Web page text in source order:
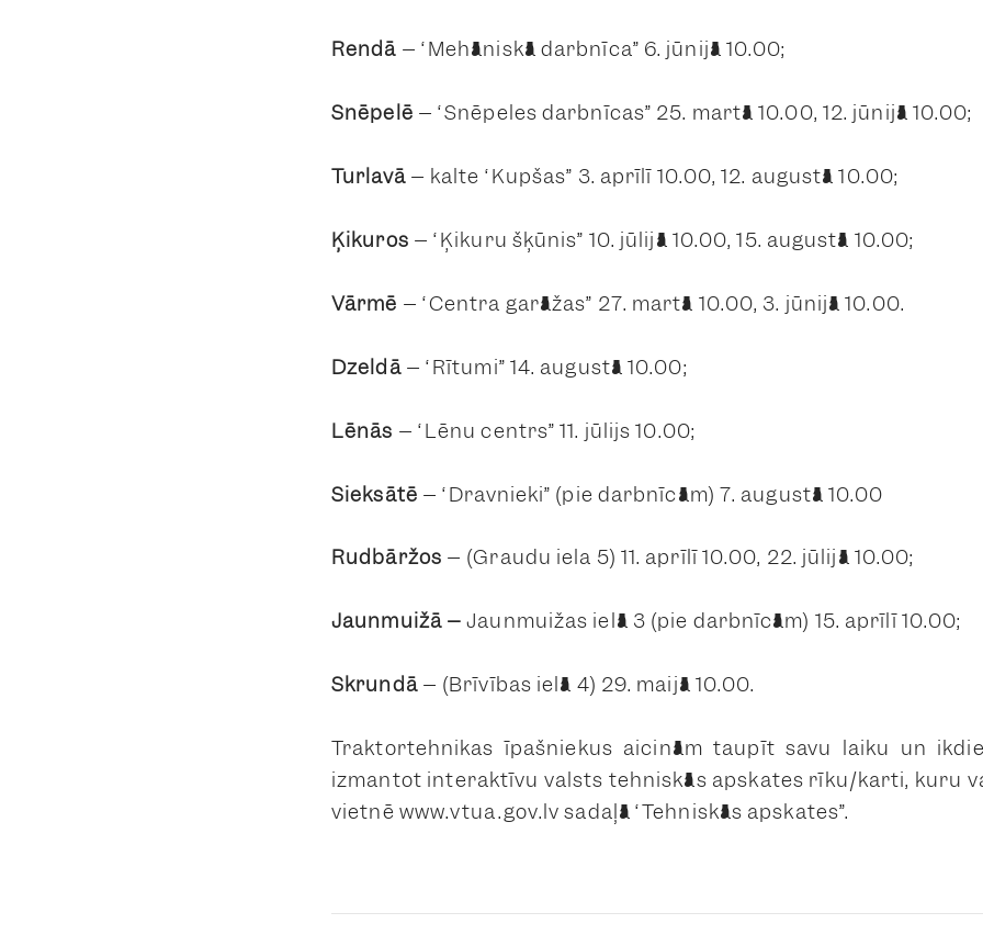
Rendā – “Mehāniskā darbnīca” 6. jūnijā 10.00;
Snēpelē – “Snēpeles darbnīcas” 25. martā 10.00, 12. jūnijā 10.00;
Turlavā– kalte “Kupšas” 3. aprīlī 10.00, 12. augustā 10.00;
Ķikuros – “Ķikuru šķūnis” 10. jūlijā 10.00, 15. augustā 10.00;
Vārmē – “Centra garāžas” 27. martā 10.00, 3. jūnijā 10.00.
Dzeldā– “Rītumi” 14. augustā 10.00;
Lēnās – “Lēnu centrs” 11. jūlijs 10.00;
Sieksātē – “Dravnieki” (pie darbnīcām) 7. augustā 10.00
Rudbāržos – (Graudu iela 5) 11. aprīlī 10.00, 22. jūlijā 10.00;
Jaunmuižā –Jaunmuižas ielā 3 (pie darbnīcām) 15. aprīlī 10.00;
Skrundā– (Brīvības ielā 4) 29. maijā 10.00.
Traktortehnikas īpašniekus aicinām taupīt savu laiku un
izmantot interaktīvu valsts tehniskās apskates rīku/karti, kuru
vietnē www.vtua.gov.lv sadaļā “Tehniskās apskates”.